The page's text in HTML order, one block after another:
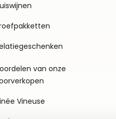
van onze
Vineuse